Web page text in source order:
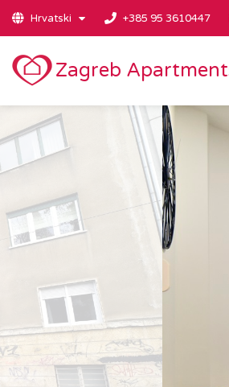
Hrvatski +385 95 3610447
Zagreb